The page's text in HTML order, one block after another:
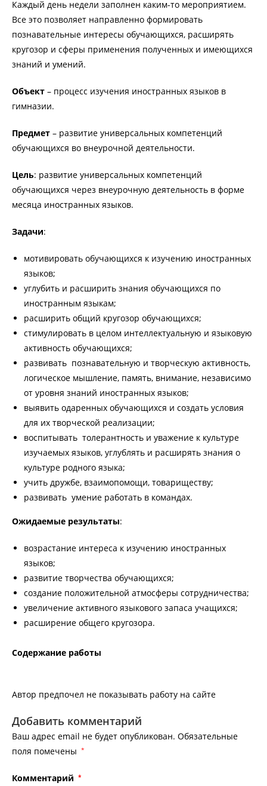
Каждый день недели заполнен каким-то мероприятием.
Все это позволяет направленно формировать
познавательные интересы обучающихся, расширять
кругозор и сферы применения полученных и имеющихся
знаний и умений.
Объект – процесс изучения иностранных языков в
гимназии.
Предмет – развитие универсальных компетенций
обучающихся во внеурочной деятельности.
Цель: развитие универсальных компетенций
обучающихся через внеурочную деятельность в форме
месяца иностранных языков.
Задачи:
мотивировать обучающихся к изучению иностранных
языков;
углубить и расширить знания обучающихся по
иностранным языкам;
расширить общий кругозор обучающихся;
стимулировать в целом интеллектуальную и языковую
активность обучающихся;
развивать познавательную и творческую активность,
логическое мышление, память, внимание, независимо
от уровня знаний иностранных языков;
выявить одаренных обучающихся и создать условия
для их творческой реализации;
воспитывать толерантность и уважение к культуре
изучаемых языков, углублять и расширять знания о
культуре родного языка;
учить дружбе, взаимопомощи, товариществу;
развивать умение работать в командах.
Ожидаемые результаты:
возрастание интереса к изучению иностранных
языков;
развитие творчества обучающихся;
создание положительной атмосферы сотрудничества;
увеличение активного языкового запаса учащихся;
расширение общего кругозора.
Содержание работы
Автор предпочел не показывать работу на сайте
Добавить комментарий
Ваш адрес email не будет опубликован. Обязательные
поля помечены *
Комментарий *